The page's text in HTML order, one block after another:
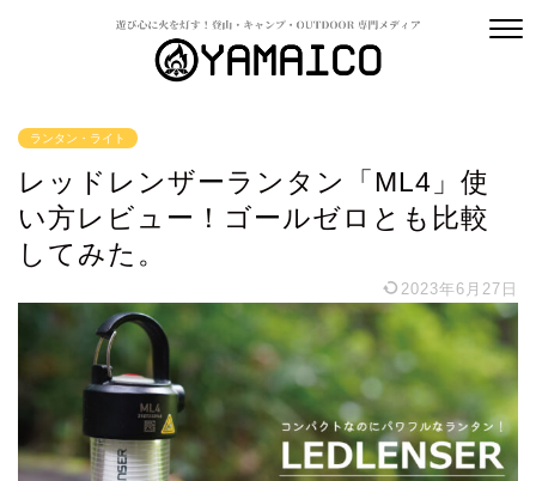
ランタン・ライト
レッドレンザーランタン「ML4」使
い方レビュー！ゴールゼロとも比較
してみた。
2023年6月27日